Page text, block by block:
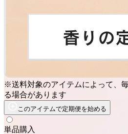
※送料対象のアイテムによって、
る場合があります
このアイテムで定期便を始める
単品購入